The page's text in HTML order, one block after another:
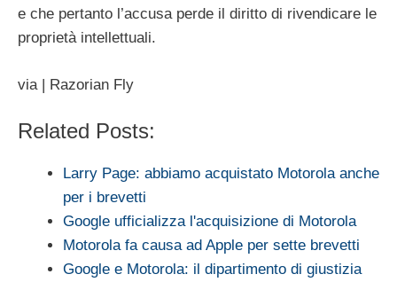
e che pertanto l’accusa perde il diritto di rivendicare le
proprietà intellettuali.
via | Razorian Fly
Related Posts:
Larry Page: abbiamo acquistato Motorola anche
per i brevetti
Google ufficializza l'acquisizione di Motorola
Motorola fa causa ad Apple per sette brevetti
Google e Motorola: il dipartimento di giustizia